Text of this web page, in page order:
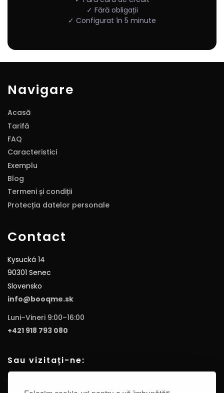
✓ Fără obligații
✓ Configurat în 5 minute
Navigare
Acasă
Tarifă
FAQ
Caracteristici
Exemplu
Blog
Termeni și condiții
Protecția datelor personale
Contact
Kysucká 14
90301 Senec
Slovensko
info@booqme.sk
Luni–Vineri 9:00–16:00
+421 918 793 080
Sau vizitați-ne: